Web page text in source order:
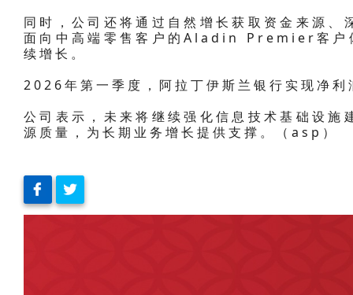
同时，公司还将通过自然增长获取资金来源
面向中高端零售客户的Aladin Premier客户
续增长。
2026年第一季度，阿拉丁伊斯兰银行实现净
公司表示，未来将继续强化信息技术基础设
源质量，为长期业务增长提供支撑。（asp）